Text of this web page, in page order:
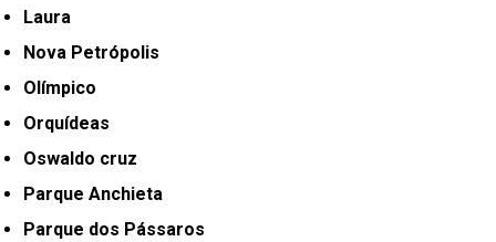
Laura
Nova Petrópolis
Olímpico
Orquídeas
Oswaldo cruz
Parque Anchieta
Parque dos Pássaros